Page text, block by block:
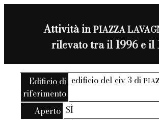
Attività inPIAZZA
rilevato tra il 1996 e il
Edificio di
riferimento
edificio del civ 3 di
Aperto SÌ